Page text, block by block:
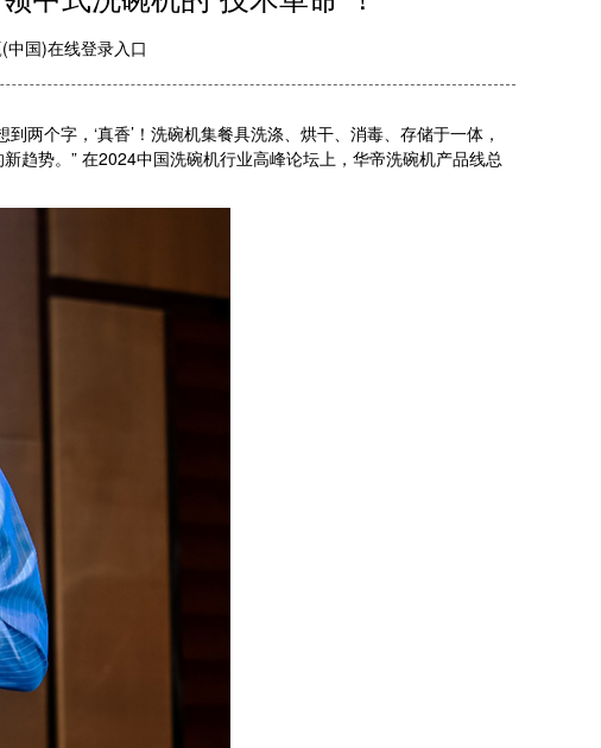
中国)在线登录入口
个字，‘真香’！洗碗机集餐具洗涤、烘干、消毒、存储于一体，
趋势。” 在2024中国洗碗机行业高峰论坛上，华帝洗碗机产品线总